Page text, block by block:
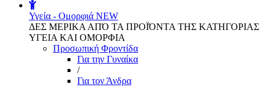
Υγεία - Ομορφιά NEW
ΔΕΣ ΜΕΡΙΚΑ ΑΠΌ ΤΑ ΠΡΟΪΌΝΤΑ ΤΗΣ ΚΑΤΗΓΟΡΙΑΣ
ΥΓΕΙΑ ΚΑΙ ΟΜΟΡΦΙΑ
Προσωπική Φροντίδα
Για την Γυναίκα
/
Για τον Άνδρα